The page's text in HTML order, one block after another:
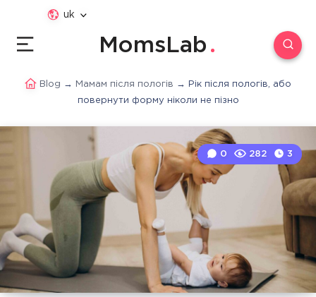
uk
MomsLab
Blog → Мамам після пологів → Рік після пологів, або
повернути форму ніколи не пізно
0 282 3